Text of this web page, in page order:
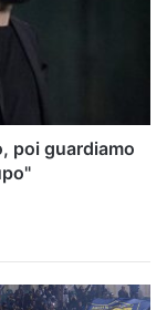
poi guardiamo